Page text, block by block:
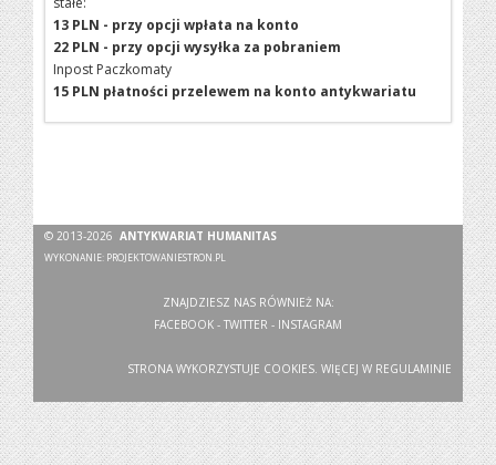
13 PLN - przy opcji wpłata na konto
22 PLN - przy opcji wysyłka za pobraniem
Inpost Paczkomaty
15 PLN płatności przelewem na konto antykwariatu
© 2013-2026ANTYKWARIAT HUMANITAS
WYKONANIE: PROJEKTOWANIESTRON.PL
ZNAJDZIESZ NAS RÓWNIEŻ NA:
FACEBOOK - TWITTER - INSTAGRAM
STRONA WYKORZYSTUJE COOKIES. WIĘCEJ W REGULAMINIE